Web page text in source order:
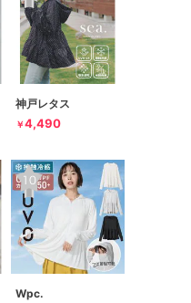
神戸レタス
￥4,490
Wpc.